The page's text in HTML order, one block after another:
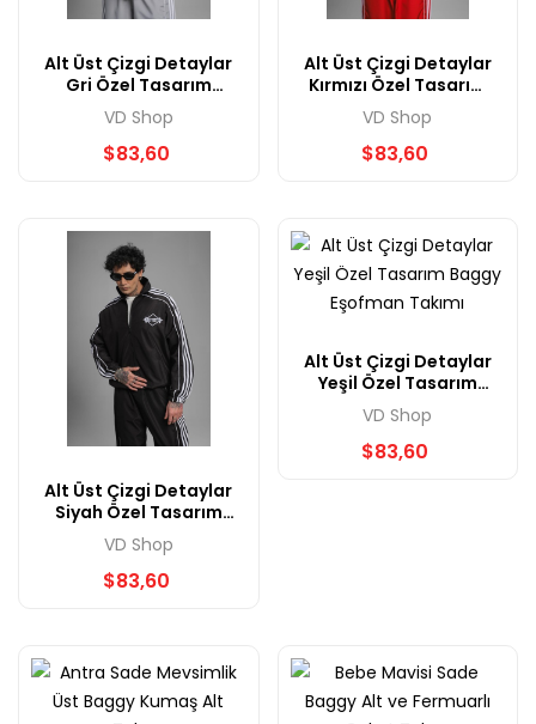
Alt Üst Çizgi Detaylar
Gri Özel Tasarım
Baggy Eşofman
Takımı
VD Shop
$83,60
Alt Üst Çizgi Detaylar
Kırmızı Özel Tasarım
Baggy Eşofman
Takımı
VD Shop
$83,60
Alt Üst Çizgi Detaylar
Siyah Özel Tasarım
Baggy Eşofman
Takımı
VD Shop
$83,60
Alt Üst Çizgi Detaylar
Yeşil Özel Tasarım
Baggy Eşofman
Takımı
VD Shop
$83,60